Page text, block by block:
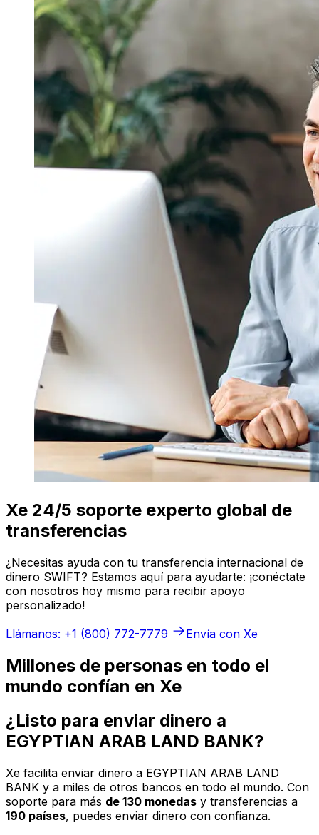
Xe 24/5 soporte experto global de
transferencias
¿Necesitas ayuda con tu transferencia internacional de
dinero SWIFT? Estamos aquí para ayudarte: ¡conéctate
con nosotros hoy mismo para recibir apoyo
personalizado!
Llámanos: +1 (800) 772-7779
Envía con Xe
Millones de personas en todo el
mundo confían en Xe
¿Listo para enviar dinero a
EGYPTIAN ARAB LAND BANK?
Xe facilita enviar dinero a EGYPTIAN ARAB LAND
BANK y a miles de otros bancos en todo el mundo. Con
soporte para más de 130 monedas y transferencias a
190 países, puedes enviar dinero con confianza.